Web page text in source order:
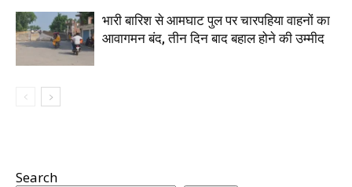
भारी बारिश से आमघाट पुल पर चारपहिया वाहनों का
आवागमन बंद, तीन दिन बाद बहाल होने की उम्मीद
Search